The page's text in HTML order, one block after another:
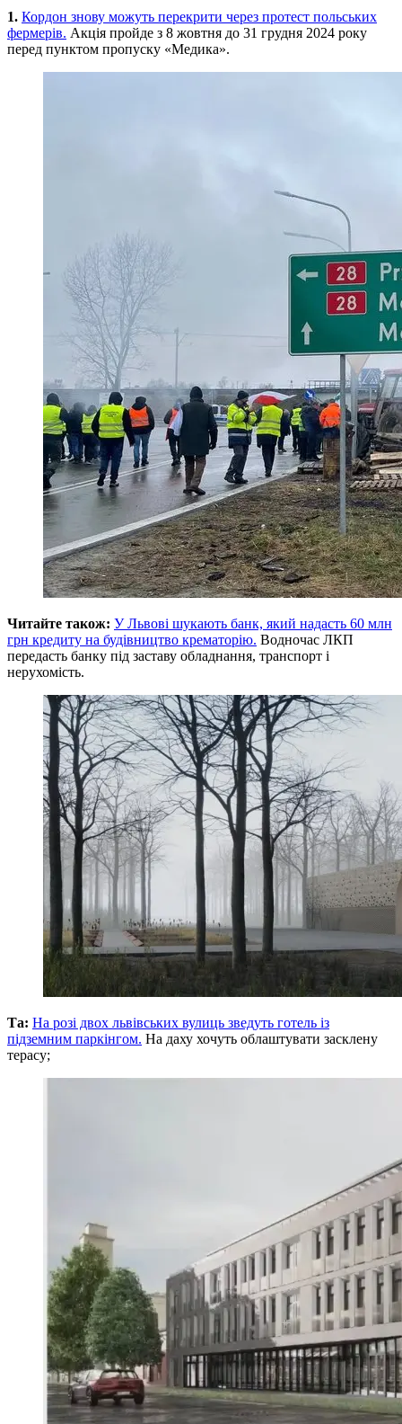
1. Кордон знову можуть перекрити через протест польських
фермерів. Акція пройде з 8 жовтня до 31 грудня 2024 року
перед пунктом пропуску «Медика».
Читайте також: У Львові шукають банк, який надасть 60 млн
грн кредиту на будівництво крематорію. Водночас ЛКП
передасть банку під заставу обладнання, транспорт і
нерухомість.
Та: На розі двох львівських вулиць зведуть готель із
підземним паркінгом. На даху хочуть облаштувати засклену
терасу;